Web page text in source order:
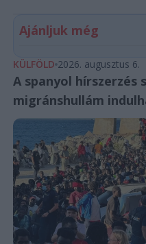
Ajánljuk még
KÜLFÖLD 2026. augusztus 6.
A spanyol hírszerzés
migránshullám